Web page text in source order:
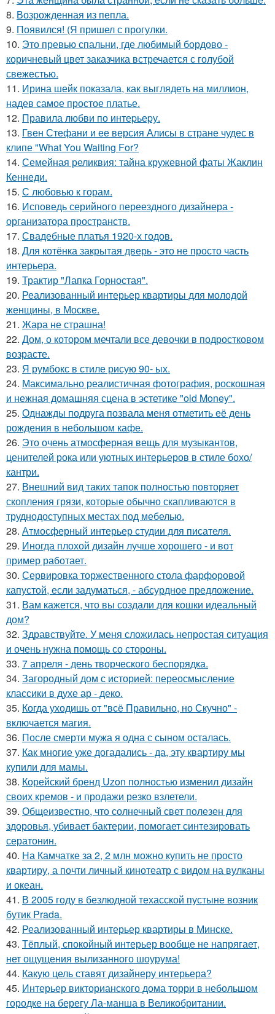
8. Возрожденная из пепла.
9. Появился! (Я пришел с прогулки.
10. Это превью спальни, где любимый бордово -
коричневый цвет заказчика встречается с голубой
свежестью.
11. Ирина шейк показала, как выглядеть на миллион,
надев самое простое платье.
12. Правила любви по интеpьеpу.
13. Гвен Стефани и ее версия Алисы в стране чудес в
клипе "What You Waiting For?
14. Семейная реликвия: тайна кружевной фаты Жаклин
Кеннеди.
15. С любовью к горам.
16. Исповедь серийного переездного дизайнера -
организатора пространств.
17. Свадебные платья 1920-х годов.
18. Для котёнка закрытая дверь - это не просто часть
интерьера.
19. Трактир "Лапка Горностая".
20. Реализованный интерьер квартиры для молодой
женщины, в Москве.
21. Жара не страшна!
22. Дом, о котором мечтали все девочки в подростковом
возрасте.
23. Я румбокс в стиле рисую 90- ых.
24. Максимально реалистичная фотография, роскошная
и нежная домашняя сцена в эстетике "old Money".
25. Однажды подруга позвала меня отметить её день
рождения в небольшом кафе.
26. Это очень атмосферная вещь для музыкантов,
ценителей рока или уютных интерьеров в стиле бохо/
кантри.
27. Внешний вид таких тапок полностью повторяет
скопления грязи, которые обычно скапливаются в
труднодоступных местах под мебелью.
28. Атмосферный интерьер студии для писателя.
29. Иногда плохой дизайн лучше хорошего - и вот
пример работает.
30. Сервировка торжественного стола фарфоровой
капустой, если задуматься, - абсурдное предложение.
31. Вам кажется, что вы создали для кошки идеальный
дом?
32. Здравствуйте. У меня сложилась непростая ситуация
и очень нужна помощь со стороны.
33. 7 апреля - день творческого беспорядка.
34. Загородный дом с историей: переосмысление
классики в духе ар - деко.
35. Когда уходишь от "всё Правильно, но Скучно" -
включается магия.
36. После смерти мужа я одна с сыном осталась.
37. Как многие уже догадались - да, эту квартиру мы
купили для мамы.
38. Корейский бренд Uzon полностью изменил дизайн
своих кремов - и продажи резко взлетели.
39. Общеизвестно, что солнечный свет полезен для
здоровья, убивает бактерии, помогает синтезировать
сератонин.
40. На Камчатке за 2, 2 млн можно купить не просто
квартиру, а почти личный кинотеатр с видом на вулканы
и океан.
41. В 2005 году в безлюдной техасской пустыне возник
бутик Prada.
42. Реализованный интерьер квартиры в Минске.
43. Тёплый, спокойный интерьер вообще не напрягает,
нет ощущения вылизанного шоурума!
44. Какую цель ставят дизайнеру интерьера?
45. Интерьер викторианского дома торри в небольшом
городке на берегу Ла-манша в Великобритании.